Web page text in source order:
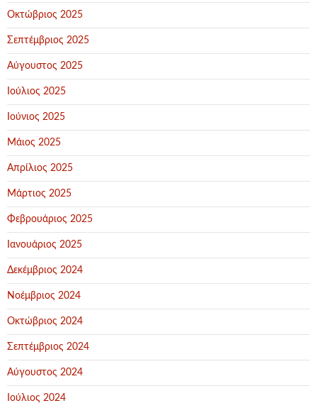
Οκτώβριος 2025
Σεπτέμβριος 2025
Αύγουστος 2025
Ιούλιος 2025
Ιούνιος 2025
Μάιος 2025
Απρίλιος 2025
Μάρτιος 2025
Φεβρουάριος 2025
Ιανουάριος 2025
Δεκέμβριος 2024
Νοέμβριος 2024
Οκτώβριος 2024
Σεπτέμβριος 2024
Αύγουστος 2024
Ιούλιος 2024